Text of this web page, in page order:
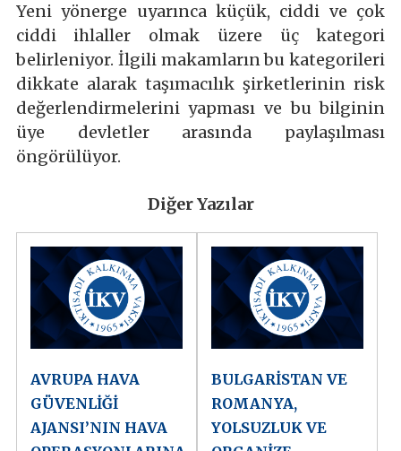
Yeni yönerge uyarınca küçük, ciddi ve çok
ciddi ihlaller olmak üzere üç kategori
belirleniyor. İlgili makamların bu kategorileri
dikkate alarak taşımacılık şirketlerinin risk
değerlendirmelerini yapması ve bu bilginin
üye devletler arasında paylaşılması
öngörülüyor.
Diğer Yazılar
AVRUPA HAVA
GÜVENLİĞİ
AJANSI’NIN HAVA
BULGARİSTAN VE
ROMANYA,
YOLSUZLUK VE